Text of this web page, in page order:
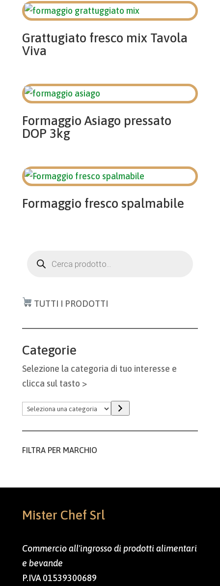
Grattugiato fresco mix Tavola
Viva
Formaggio Asiago pressato
DOP 3kg
Formaggio fresco spalmabile
search
TUTTI I PRODOTTI
Categorie
Selezione la categoria di tuo interesse e
clicca sul tasto >
Seleziona
FILTRA PER MARCHIO
Mister Chef Srl
Commercio all'ingrosso di prodotti alimentari
e bevande
P.IVA 01539300689